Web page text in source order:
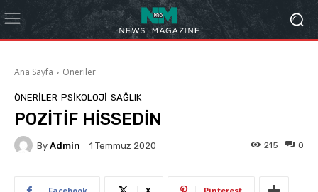
Ana Sayfa Öneriler
ÖNERILER PSIKOLOJI SAĞLIK
POZİTİF HİSSEDİN
By Admin 1 Temmuz 2020 0
215